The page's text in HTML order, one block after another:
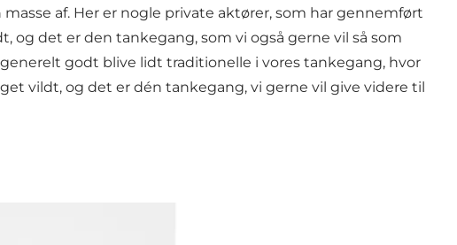
af. Her er nogle private aktører, som har gennemført
og det er den tankegang, som vi også gerne vil så som
godt blive lidt traditionelle i vores tankegang, hvor
vildt, og det er dén tankegang, vi gerne vil give videre til